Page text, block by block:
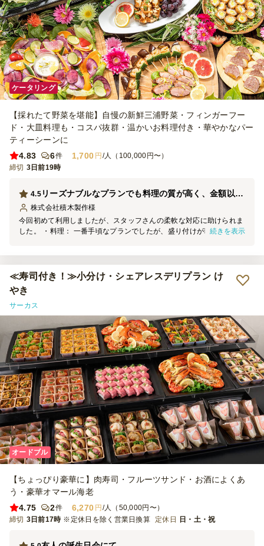
ケータリング
【採れたて野菜を堪能】自慢の新鮮三浦野菜・フィンガーフー
ド・大皿料理も・コスパ抜群・温かいお料理付き・華やかなパー
ティーシーンに
4.83
6件 1,700 円 /人（100,000円〜）
締切 3日前19時
リーズナブルなプランでも料理の質が高く、金額以上の価値を感じるサービス
4.5
株式会社積木製作様
今回初めて利用しましたが、スタッフさんの柔軟な対応に助けられま
した。 ・料理： 一番手頃なプランでしたが、盛り付けが華やかで味
るので、金額以上の価値を感じました。 トータルで見て非常にコス
パが良く、大満足です。また次回のイベントでもぜひお願いしたいと
思っています。
続きを表示
≪寿司付き！≫小分け・シェアレスデリプラン け
やき
サーカス
オードブル
【ちょっぴり豪華に】肉寿司・フルーツサンド・お酒によくあ
う・豪華オマール海老
4.75
2件 6,270 円 /人（50,000円〜）
締切 3日前17時 ※定休日を除く営業日換算 定休日 日・土・祝